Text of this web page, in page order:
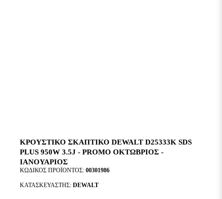
ΚΡΟΥΣΤΙΚΌ ΣΚΑΠΤΙΚΌ DEWALT D25333K SDS
PLUS 950W 3.5J - PROMO ΟΚΤΩΒΡΙΟΣ -
ΙΑΝΟΥΑΡΙΟΣ
ΚΩΔΙΚΌΣ ΠΡΟΪΌΝΤΟΣ: 00301986
ΚΑΤΑΣΚΕΥΑΣΤΉΣ: DEWALT